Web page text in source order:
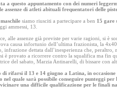
a questo appuntamento con dei numeri
assenze di atleti abituali frequentatori delle
siamo riusciti a partecipare a ben 15 gare
ammessi, 13.
alle assenze già previste per varie ragioni, si è
causa infortunio dell’ultima frazionista, la
infrazione dettata dall’inesperienza che,
è provato a ricorrere contro la squalifica ma fin
del sabato, Marzia Antinarelli, di bissare con
di rifarsi il 13 e 14 giugno a Latina, in
quale sarà possibile conseguire punteggi per
una difficile qualificazione per le finali